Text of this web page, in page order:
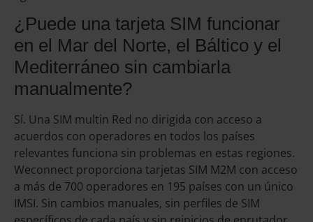
¿Puede una tarjeta SIM funcionar
en el Mar del Norte, el Báltico y el
Mediterráneo sin cambiarla
manualmente?
Sí. Una SIM multin Red no dirigida con acceso a
acuerdos con operadores en todos los países
relevantes funciona sin problemas en estas regiones.
Weconnect proporciona tarjetas SIM M2M con acceso
a más de 700 operadores en 195 países con un único
IMSI. Sin cambios manuales, sin perfiles de SIM